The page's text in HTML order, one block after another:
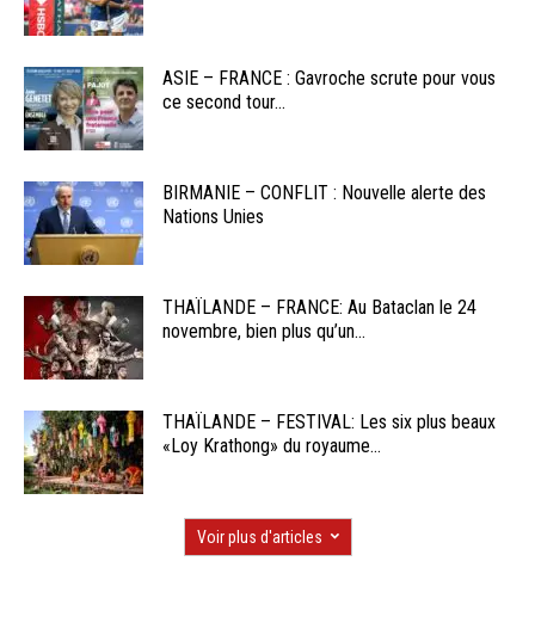
ASIE – FRANCE : Gavroche scrute pour vous
ce second tour...
BIRMANIE – CONFLIT : Nouvelle alerte des
Nations Unies
THAÏLANDE – FRANCE: Au Bataclan le 24
novembre, bien plus qu’un...
THAÏLANDE – FESTIVAL: Les six plus beaux
«Loy Krathong» du royaume...
Voir plus d'articles